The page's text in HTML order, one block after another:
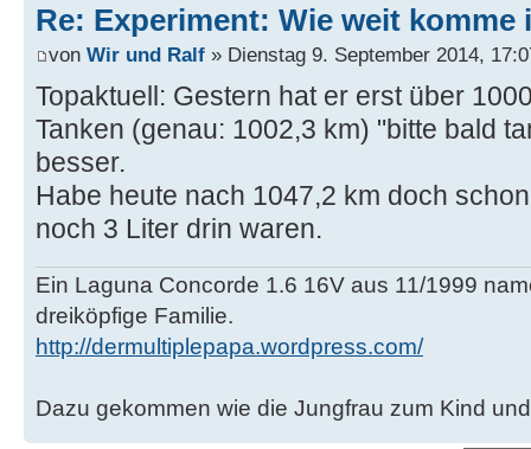
Re: Experiment: Wie weit komme
von Wir und Ralf » Dienstag 9. September 2014,
Topaktuell: Gestern hat er erst über
Tanken (genau: 1002,3 km) "bitte bald
besser.
Habe heute nach 1047,2 km doch
noch 3 Liter drin waren.
Ein Laguna Concorde 1.6 16V aus 11/1999
dreiköpfige Familie.
http://dermultiplepapa.wordpress.com/
Dazu gekommen wie die Jungfrau zum Kind